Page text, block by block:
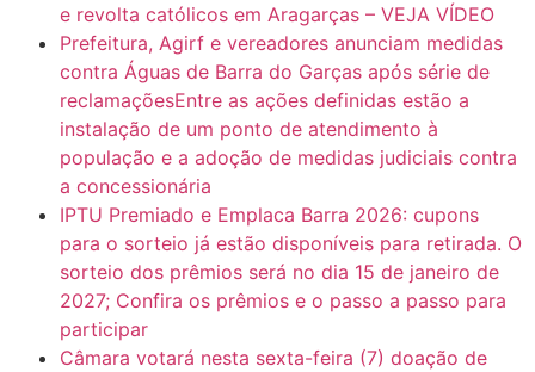
e revolta católicos em Aragarças – VEJA VÍDEO
Prefeitura, Agirf e vereadores anunciam medidas
contra Águas de Barra do Garças após série de
reclamaçõesEntre as ações definidas estão a
instalação de um ponto de atendimento à
população e a adoção de medidas judiciais contra
a concessionária
IPTU Premiado e Emplaca Barra 2026: cupons
para o sorteio já estão disponíveis para retirada. O
sorteio dos prêmios será no dia 15 de janeiro de
2027; Confira os prêmios e o passo a passo para
participar
Câmara votará nesta sexta-feira (7) doação de